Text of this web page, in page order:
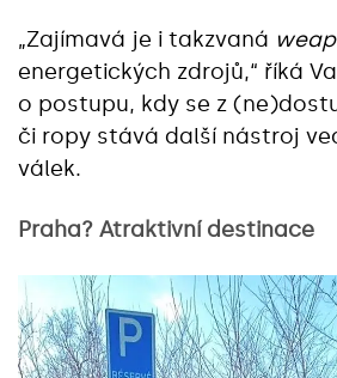
„Zajímavá je i takzvaná
energetických zdrojů,“ říká
o postupu, kdy se z
či ropy stává další nástroj
válek.
Praha? Atraktivní destinace